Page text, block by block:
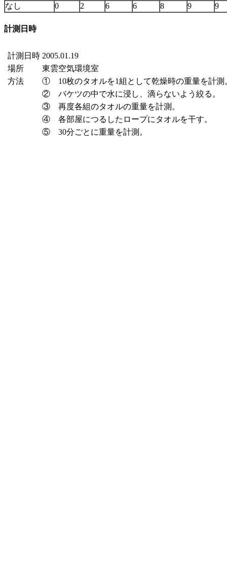
なし
0 2 6 6 8 9 9
計測日時
計測日時 2005.01.19
場所
東雲空気環境室
方法
① 10枚のタオルを1組として乾燥時の重量を計測
② バケツの中で水に浸し、滴らないよう絞る。
③ 再度各組のタオルの重量を計測。
④ 各部屋につるしたロープにタオルを干す。
⑤ 30分ごとに重量を計測。